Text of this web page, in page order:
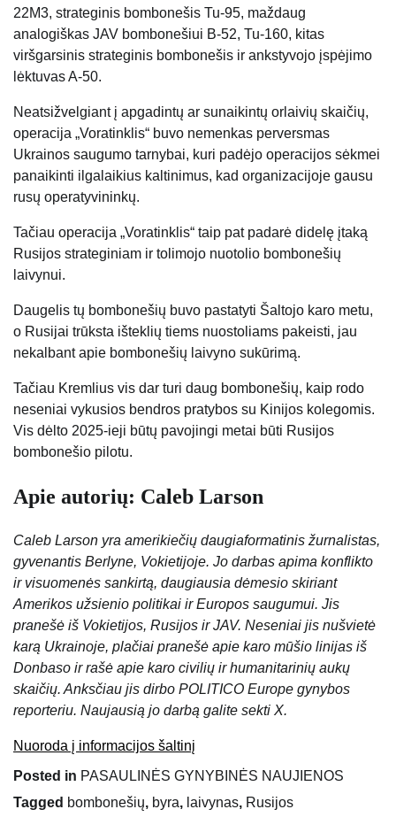
22M3, strateginis bombonešis Tu-95, maždaug
analogiškas JAV bombonešiui B-52, Tu-160, kitas
viršgarsinis strateginis bombonešis ir ankstyvojo įspėjimo
lėktuvas A-50.
Neatsižvelgiant į apgadintų ar sunaikintų orlaivių skaičių,
operacija „Voratinklis“ buvo nemenkas perversmas
Ukrainos saugumo tarnybai, kuri padėjo operacijos sėkmei
panaikinti ilgalaikius kaltinimus, kad organizacijoje gausu
rusų operatyvininkų.
Tačiau operacija „Voratinklis“ taip pat padarė didelę įtaką
Rusijos strateginiam ir tolimojo nuotolio bombonešių
laivynui.
Daugelis tų bombonešių buvo pastatyti Šaltojo karo metu,
o Rusijai trūksta išteklių tiems nuostoliams pakeisti, jau
nekalbant apie bombonešių laivyno sukūrimą.
Tačiau Kremlius vis dar turi daug bombonešių, kaip rodo
neseniai vykusios bendros pratybos su Kinijos kolegomis.
Vis dėlto 2025-ieji būtų pavojingi metai būti Rusijos
bombonešio pilotu.
Apie autorių: Caleb Larson
Caleb Larson yra amerikiečių daugiaformatinis žurnalistas,
gyvenantis Berlyne, Vokietijoje. Jo darbas apima konflikto
ir visuomenės sankirtą, daugiausia dėmesio skiriant
Amerikos užsienio politikai ir Europos saugumui. Jis
pranešė iš Vokietijos, Rusijos ir JAV. Neseniai jis nušvietė
karą Ukrainoje, plačiai pranešė apie karo mūšio linijas iš
Donbaso ir rašė apie karo civilių ir humanitarinių aukų
skaičių. Anksčiau jis dirbo POLITICO Europe gynybos
reporteriu. Naujausią jo darbą galite sekti X.
Nuoroda į informacijos šaltinį
Posted in PASAULINĖS GYNYBINĖS NAUJIENOS
Tagged bombonešių, byra, laivynas, Rusijos